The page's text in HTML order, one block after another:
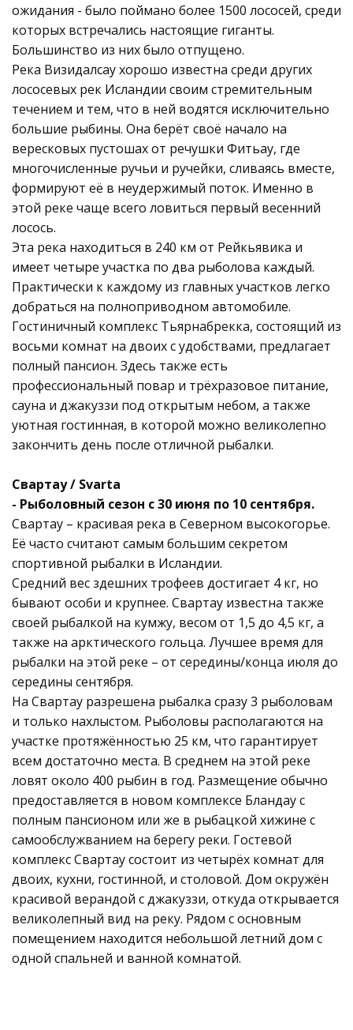
ожидания - было поймано более 1500 лососей, среди
которых встречались настоящие гиганты.
Большинство из них было отпущено.
Река Визидалсау хорошо известна среди других
лососевых рек Исландии своим стремительным
течением и тем, что в ней водятся исключительно
большие рыбины. Она берёт своё начало на
вересковых пустошах от речушки Фитьау, где
многочисленные ручьи и ручейки, сливаясь вместе,
формируют её в неудержимый поток. Именно в
этой реке чаще всего ловиться первый весенний
лосось.
Эта река находиться в 240 км от Рейкьявика и
имеет четыре участка по два рыболова каждый.
Практически к каждому из главных участков легко
добраться на полноприводном автомобиле.
Гостиничный комплекс Тьярнабрекка, состоящий из
восьми комнат на двоих с удобствами, предлагает
полный пансион. Здесь также есть
профессиональный повар и трёхразовое питание,
сауна и джакуззи под открытым небом, а также
уютная гостинная, в которой можно великолепно
закончить день после отличной рыбалки.
Свартау / Svarta
- Рыболовный сезон с 30 июня по 10 сентября.
Свартау – красивая река в Северном высокогорье.
Её часто считают самым большим секретом
спортивной рыбалки в Исландии.
Средний вес здешних трофеев достигает 4 кг, но
бывают особи и крупнее. Свартау известна также
своей рыбалкой на кумжу, весом от 1,5 до 4,5 кг, а
также на арктического гольца. Лучшее время для
рыбалки на этой реке – от середины/конца июля до
середины сентября.
На Свартау разрешена рыбалка сразу 3 рыболовам
и только нахлыстом. Рыболовы располагаются на
участке протяжённостью 25 км, что гарантирует
всем достаточно места. В среднем на этой реке
ловят около 400 рыбин в год. Размещение обычно
предоставляется в новом комплексе Бландау с
полным пансионом или же в рыбацкой хижине с
самообслужванием на берегу реки. Гостевой
комплекс Свартау состоит из четырёх комнат для
двоих, кухни, гостинной, и столовой. Дом окружён
красивой верандой с джакуззи, откуда открывается
великолепный вид на реку. Рядом с основным
помещением находится небольшой летний дом с
одной спальней и ванной комнатой.